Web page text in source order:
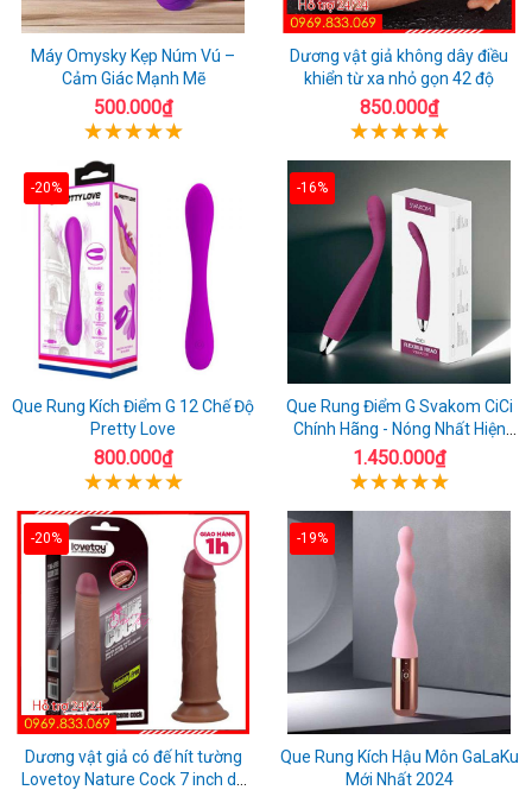
Máy Omysky Kẹp Núm Vú –
Cảm Giác Mạnh Mẽ
500.000₫
Dương vật giả không dây điều
khiển từ xa nhỏ gọn 42 độ
850.000₫
-20%
Que Rung Kích Điểm G 12 Chế Độ
Pretty Love
800.000₫
-16%
Que Rung Điểm G Svakom CiCi
Chính Hãng - Nóng Nhất Hiện
Nay
1.450.000₫
-20%
Dương vật giả có đế hít tường
Lovetoy Nature Cock 7 inch da
-19%
Que Rung Kích Hậu Môn GaLaKu
Mới Nhất 2024